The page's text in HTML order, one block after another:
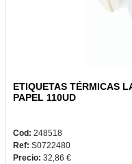
ETIQUETAS TÉRMICAS
PAPEL 110UD
Cod: 248518
Ref: S0722480
Precio: 32,86 €